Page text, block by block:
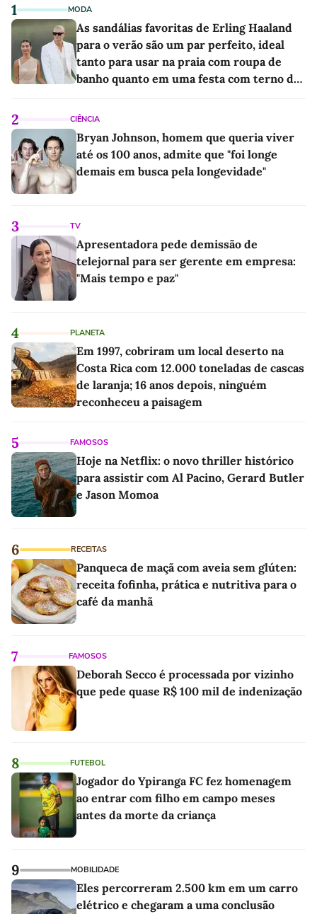
1 MODA
As sandálias favoritas de Erling Haaland
para o verão são um par perfeito, ideal
tanto para usar na praia com roupa de
banho quanto em uma festa com terno de
2 CIÊNCIA
Bryan Johnson, homem que queria viver
até os 100 anos, admite que "foi longe
demais em busca pela longevidade"
3 TV
Apresentadora pede demissão de
telejornal para ser gerente em empresa:
"Mais tempo e paz"
4 PLANETA
Em 1997, cobriram um local deserto na
Costa Rica com 12.000 toneladas de cascas
de laranja; 16 anos depois, ninguém
reconheceu a paisagem
5 FAMOSOS
Hoje na Netflix: o novo thriller histórico
para assistir com Al Pacino, Gerard Butler
e Jason Momoa
6 RECEITAS
Panqueca de maçã com aveia sem glúten:
receita fofinha, prática e nutritiva para o
café da manhã
7 FAMOSOS
Deborah Secco é processada por vizinho
que pede quase R$ 100 mil de indenização
8 FUTEBOL
Jogador do Ypiranga FC fez homenagem
ao entrar com filho em campo meses
antes da morte da criança
9 MOBILIDADE
Eles percorreram 2.500 km em um carro
elétrico e chegaram a uma conclusão